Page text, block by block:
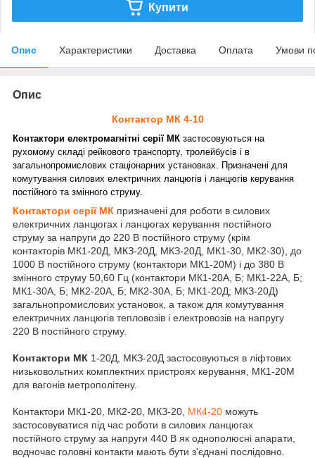
Купити
Опис Характеристики Доставка Оплата Умови
Опис
Контактор МК 4-10
Контактори електромагнітні серії МК застосовуються на
рухомому складі рейкового транспорту, тролейбусів і в
загальнопромислових стаціонарних установках. Призначені для
комутування силових електричних ланцюгів і ланцюгів керування
постійного та змінного струму.
Контактори серії МК призначені для роботи в силових
електричних ланцюгах і ланцюгах керування постійного
струму за напруги до 220 В постійного струму (крім
контакторів МК1-20Д, МКЗ-20Д, МКЗ-20Д, МК1-30, МК2-30), до
1000 В постійного струму (контактори МК1-20М) і до 380 В
змінного струму 50,60 Гц (контактори МК1-20А, Б; МК1-22А, Б;
МК1-30А, Б; МК2-20А, Б; МК2-30А, Б; МК1-20Д; МКЗ-20Д)
загальнопромислових установок, а також для комутування
електричних ланцюгів тепловозів і електровозів на напругу
220 В постійного струму.
Контактори МК 1-20Д, МКЗ-20Д застосовуються в ліфтових
низьковольтних комплектних пристроях керування, МК1-20М
для вагонів метрополітену.
Контактори МК1-20, МК2-20, МКЗ-20, МК4-20 можуть
застосовуватися під час роботи в силових ланцюгах
постійного струму за напруги 440 В як однополюсні апарати,
водночас головні контакти мають бути з'єднані послідовно.